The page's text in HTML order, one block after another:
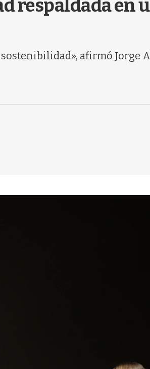
respaldada en
afirmó Jorge